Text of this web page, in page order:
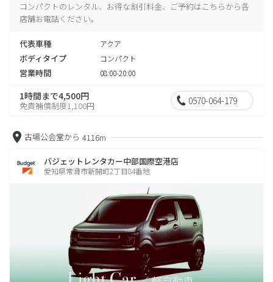
コンパクトのレンタル、お得な割引料金、ご予約はこちらから各
店舗お電話ください。
代表車種 アクア
ボディタイプ コンパクト
営業時間 08:00-20:00
1時間まで4,500円
免責補償制度1,100円 0570-064-179
古場公会堂から 4116m
バジェットレンタカー中部国際空港店
愛知県常滑市新開町2丁目84番地